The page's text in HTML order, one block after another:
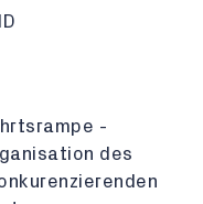
-
des